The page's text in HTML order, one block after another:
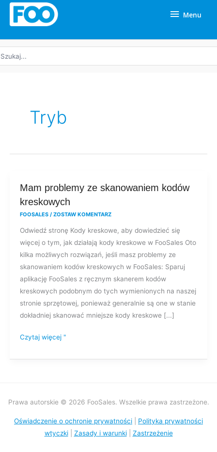
Menu
Tryb
Mam problemy ze skanowaniem kodów
kreskowych
FOOSALES / ZOSTAW KOMENTARZ
Odwiedź stronę Kody kreskowe, aby dowiedzieć się
więcej o tym, jak działają kody kreskowe w FooSales Oto
kilka możliwych rozwiązań, jeśli masz problemy ze
skanowaniem kodów kreskowych w FooSales: Sparuj
aplikację FooSales z ręcznym skanerem kodów
kreskowych podobnym do tych wymienionych na naszej
stronie sprzętowej, ponieważ generalnie są one w stanie
dokładniej skanować mniejsze kody kreskowe [...]
Mam
problemy
kodów
kreskowych
Czytaj więcej "
Prawa autorskie © 2026 FooSales. Wszelkie prawa zastrzeżone.
Oświadczenie o ochronie prywatności
Polityka prywatności
wtyczki| Zasady i warunki| Zastrzeżenie